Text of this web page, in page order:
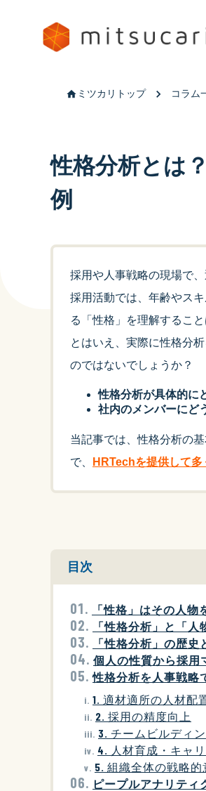
ミツカリトップ コラム
性格分析とは
例
採用や人事戦略の現場で
採用活動では、年齢やス
る「性格」を理解するこ
とはいえ、実際に性格分
のではないでしょうか？
性格分析が具体的に
社内のメンバーにど
当記事では、性格分析の
で、
HRTechを提供して多
目次
「性格」はその人
「性格分析」と「
「性格分析」の歴
個人の性質から採用
性格分析を人事戦略
1. 適材適所の人材配
2. 採用の精度向上
3. チームビルディ
4. 人材育成・キャ
5. 組織全体の戦略的
ピープルアナリティ